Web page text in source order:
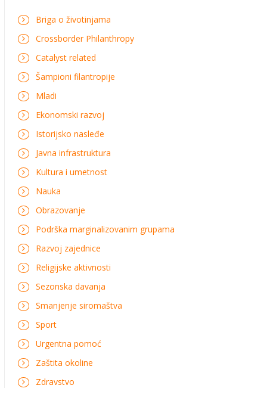
Briga o životinjama
Crossborder Philanthropy
Catalyst related
Šampioni filantropije
Mladi
Ekonomski razvoj
Istorijsko nasleđe
Javna infrastruktura
Kultura i umetnost
Nauka
Obrazovanje
Podrška marginalizovanim grupama
Razvoj zajednice
Religijske aktivnosti
Sezonska davanja
Smanjenje siromaštva
Sport
Urgentna pomoć
Zaštita okoline
Zdravstvo